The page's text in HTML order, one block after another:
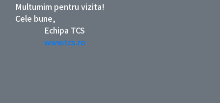
Multumim pentru vizita!
Cele bune,
Echipa TCS
www.tcs.ro